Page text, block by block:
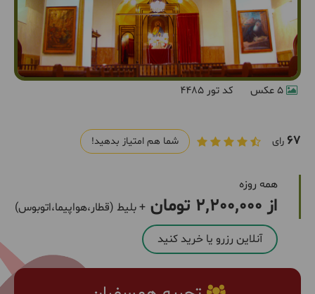
کد تور 4485
67 رای شما هم امتیاز بدهید!
همه روزه
از 2,200,000 تومان + بلیط (قطار،هواپیما،اتوبوس)
آنلاین رزرو یا خرید کنید